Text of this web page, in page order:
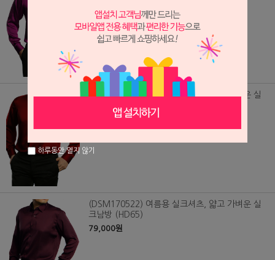
79,000원
(DSM200207) 여름용 실크셔츠, 얇고 가벼운 실
79,000원
(DSM170522) 여름용 실크셔츠, 얇고 가벼운 실
크남방 (HD65)
79,000원
하루동안 열지 않기